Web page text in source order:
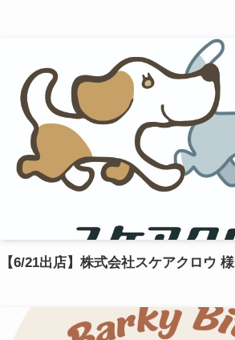
【6/21出店】株式会社スケアクロウ 様